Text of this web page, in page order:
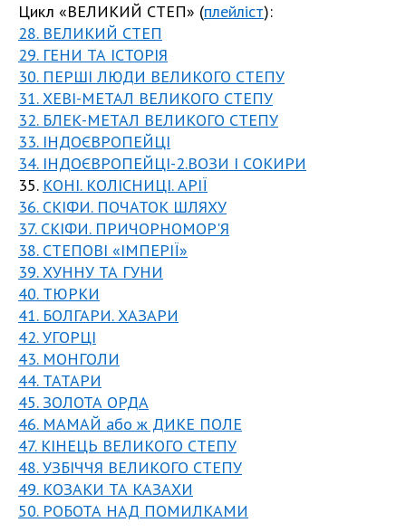
Цикл «ВЕЛИКИЙ СТЕП» (плейліст):
28. ВЕЛИКИЙ СТЕП
29. ГЕНИ ТА ІСТОРІЯ
30. ПЕРШІ ЛЮДИ ВЕЛИКОГО СТЕПУ
31. ХЕВІ-МЕТАЛ ВЕЛИКОГО СТЕПУ
32. БЛЕК-МЕТАЛ ВЕЛИКОГО СТЕПУ
33. ІНДОЄВРОПЕЙЦІ
34. ІНДОЄВРОПЕЙЦІ-2.ВОЗИ І СОКИРИ
35. КОНІ. КОЛІСНИЦІ. АРІЇ
36. СКІФИ. ПОЧАТОК ШЛЯХУ
37. СКІФИ. ПРИЧОРНОМОР'Я
38. СТЕПОВІ «ІМПЕРІЇ»
39. ХУННУ ТА ГУНИ
40. ТЮРКИ
41. БОЛГАРИ. ХАЗАРИ
42. УГОРЦІ
43. МОНГОЛИ
44. ТАТАРИ
45. ЗОЛОТА ОРДА
46. МАМАЙ або ж ДИКЕ ПОЛЕ
47. КІНЕЦЬ ВЕЛИКОГО СТЕПУ
48. УЗБІЧЧЯ ВЕЛИКОГО СТЕПУ
49. КОЗАКИ ТА КАЗАХИ
50. РОБОТА НАД ПОМИЛКАМИ